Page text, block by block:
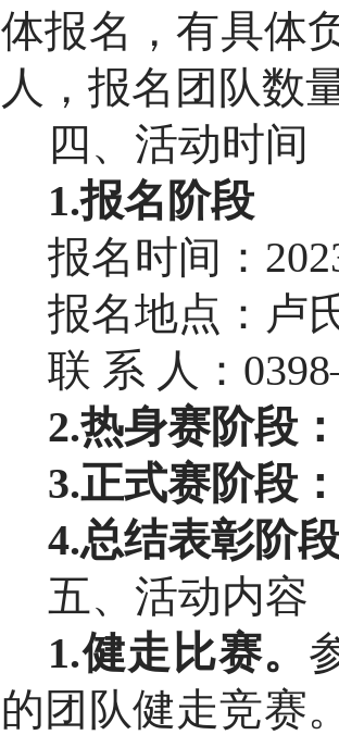
体报名，有具体
人，报名团队数
四、活动时间
1.报名阶段
报名时间：
报名地点：卢
联 系 人： 0398
2.热身赛阶段
3.正式赛阶段
4.总结表彰阶
五、活动内容
1.健走比赛。
的团队健走竞赛